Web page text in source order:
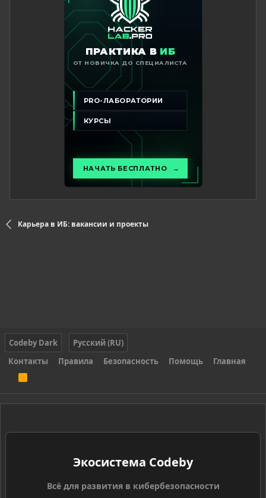
Карьера в ИБ: вакансии и проекты
Codeby Dark
Русский (RU)
Контакты
Правила Безопасность Помощь Главная
S
Экосистема Codeby
Всё для развития в кибербезопасности